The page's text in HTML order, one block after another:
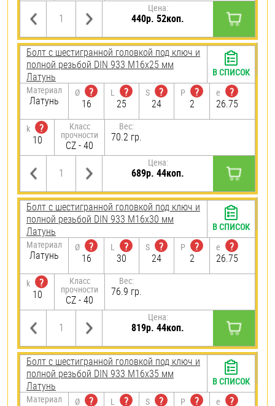
Цена:
440р. 52коп.
Болт с шестигранной головкой под ключ и
полной резьбой DIN 933 М16х25 мм
Латунь
Материал
Латунь
Ø
?
16
L
?
25
S
?
24
P
?
2
e
?
26.75
k
?
10
Класс
прочности
CZ - 40
Вес:
70.2 гр.
Цена:
689р. 44коп.
В СПИСОК
Болт с шестигранной головкой под ключ и
полной резьбой DIN 933 М16х30 мм
Латунь
Материал
Латунь
Ø
?
16
L
?
30
S
?
24
P
?
2
e
?
26.75
k
?
10
Класс
прочности
CZ - 40
Вес:
76.9 гр.
Цена:
819р. 44коп.
В СПИСОК
Болт с шестигранной головкой под ключ и
полной резьбой DIN 933 М16х35 мм
Латунь
Материал Ø ? L ? S ? P ? e ?
В СПИСОК